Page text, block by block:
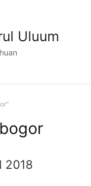
Uluum
2018